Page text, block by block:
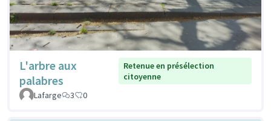
L'arbre aux
palabres
Retenue en présélection
citoyenne
Lafarge
3 0